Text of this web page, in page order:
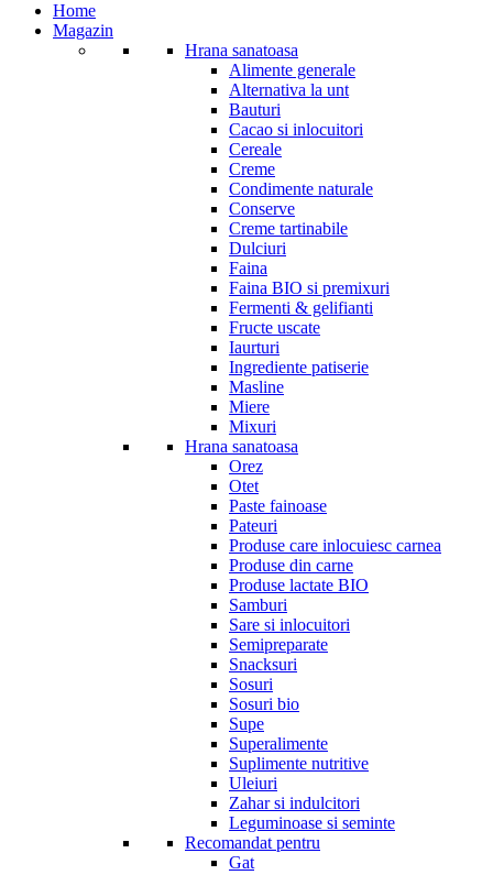
Home
Magazin
Hrana sanatoasa
Alimente generale
Alternativa la unt
Bauturi
Cacao si inlocuitori
Cereale
Creme
Condimente naturale
Conserve
Creme tartinabile
Dulciuri
Faina
Faina BIO si premixuri
Fermenti & gelifianti
Fructe uscate
Iaurturi
Ingrediente patiserie
Masline
Miere
Mixuri
Hrana sanatoasa
Orez
Otet
Paste fainoase
Pateuri
Produse care inlocuiesc carnea
Produse din carne
Produse lactate BIO
Samburi
Sare si inlocuitori
Semipreparate
Snacksuri
Sosuri
Sosuri bio
Supe
Superalimente
Suplimente nutritive
Uleiuri
Zahar si indulcitori
Leguminoase si seminte
Recomandat pentru
Gat